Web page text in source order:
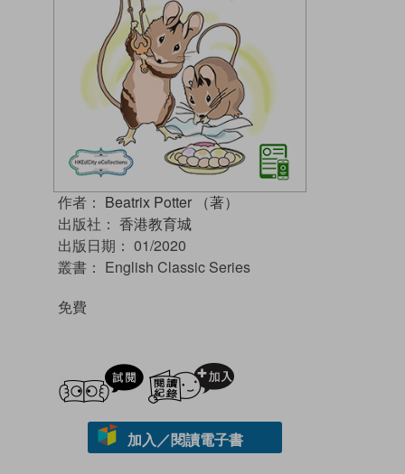
作者： Beatrix Potter （著）
出版社： 香港教育城
出版日期： 01/2020
叢書： English Classic Series
免費
試閲
加入／閱讀電子書